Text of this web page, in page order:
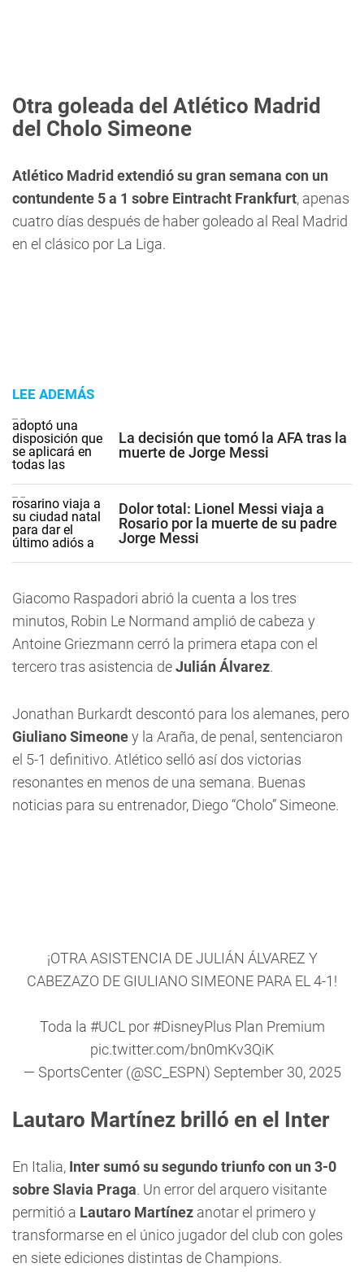
Otra goleada del Atlético Madrid
del Cholo Simeone
Atlético Madrid extendió su gran semana con un
contundente 5 a 1 sobre Eintracht Frankfurt, apenas
cuatro días después de haber goleado al Real Madrid
en el clásico por La Liga.
LEE ADEMÁS
La decisión que tomó la AFA tras la
muerte de Jorge Messi
Dolor total: Lionel Messi viaja a
Rosario por la muerte de su padre
Jorge Messi
Giacomo Raspadori abrió la cuenta a los tres
minutos, Robin Le Normand amplió de cabeza y
Antoine Griezmann cerró la primera etapa con el
tercero tras asistencia deJulián Álvarez.
Jonathan Burkardt descontó para los alemanes, pero
Giuliano Simeoney la Araña, de penal, sentenciaron
el 5-1 definitivo. Atlético selló así dos victorias
resonantes en menos de una semana. Buenas
noticias para su entrenador, Diego “Cholo” Simeone.
¡OTRA ASISTENCIA DE JULIÁN ÁLVAREZ Y
CABEZAZO DE GIULIANO SIMEONE PARA EL 4-1!
Toda la #UCL por#DisneyPlus Plan Premium
pic.twitter.com/bn0mKv3QiK
— SportsCenter (@SC_ESPN) September 30, 2025
Lautaro Martínez brilló en el Inter
En Italia, Inter sumó su segundo triunfo con un 3-0
sobre Slavia Praga. Un error del arquero visitante
permitió a Lautaro Martínez anotar el primero y
transformarse en el único jugador del club con goles
en siete ediciones distintas de Champions.